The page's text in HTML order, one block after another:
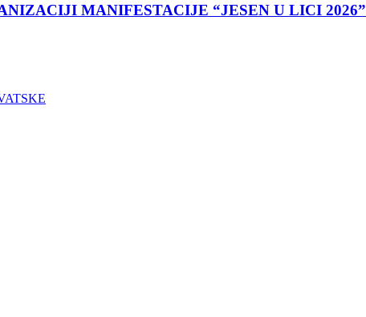
MANIFESTACIJE “JESEN U LICI 2026”